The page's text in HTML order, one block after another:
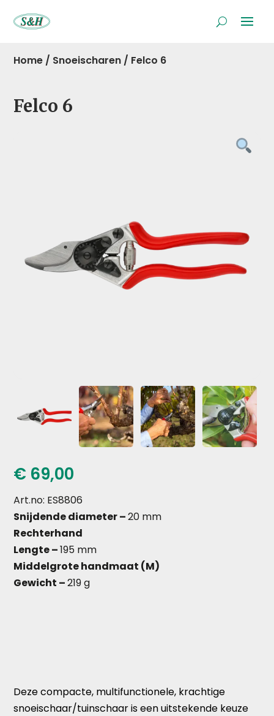
Home / Snoeischaren / Felco 6
Felco 6
€ 69,00
Art.no: ES8806
Snijdende diameter –20 mm
Rechterhand
Lengte –195 mm
Middelgrote handmaat (M)
Gewicht –219 g
Deze compacte, multifunctionele, krachtige
snoeischaar/tuinschaar is een uitstekende keuze